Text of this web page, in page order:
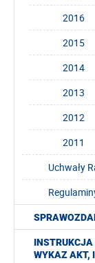
2016
2015
2014
2013
2012
2011
Uchwały
WYKAZ AKT,